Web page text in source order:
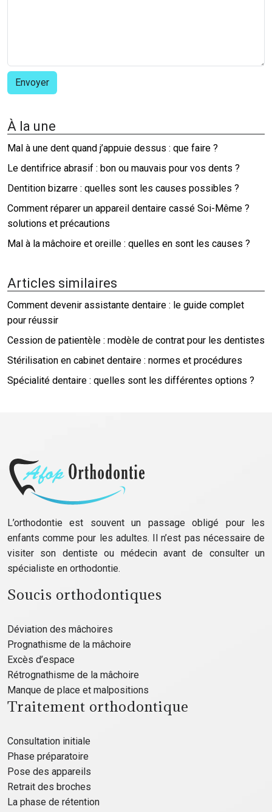
À la une
Mal à une dent quand j’appuie dessus : que faire ?
Le dentifrice abrasif : bon ou mauvais pour vos dents ?
Dentition bizarre : quelles sont les causes possibles ?
Comment réparer un appareil dentaire cassé Soi-Même ?
solutions et précautions
Mal à la mâchoire et oreille : quelles en sont les causes ?
Articles similaires
Comment devenir assistante dentaire : le guide complet
pour réussir
Cession de patientèle : modèle de contrat pour les dentistes
Stérilisation en cabinet dentaire : normes et procédures
Spécialité dentaire : quelles sont les différentes options ?
L’orthodontie est souvent un passage obligé pour les
enfants comme pour les adultes. Il n’est pas nécessaire de
visiter son dentiste ou médecin avant de consulter un
spécialiste en orthodontie.
Soucis orthodontiques
Déviation des mâchoires
Prognathisme de la mâchoire
Excès d’espace
Rétrognathisme de la mâchoire
Manque de place et malpositions
Traitement orthodontique
Consultation initiale
Phase préparatoire
Pose des appareils
Retrait des broches
La phase de rétention